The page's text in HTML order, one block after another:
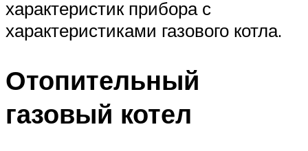
характеристик прибора с
характеристиками газового котла.
Отопительный
газовый котел